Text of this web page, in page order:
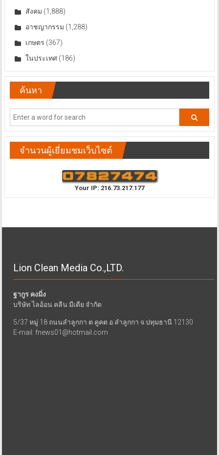
สังคม (1,888)
อาชญากรรม (1,288)
เกษตร (367)
ในประเทศ(186)
ค้นหา
จำนวนผู้เยี่ยมชมเว็บไซต์
Your IP: 216.73.217.177
Lion Clean Media Co.,LTD.
ฐากูร คงมิ่ง
บริษัท ไลอ้อน คลีน มีเดีย จำกัด
5/37 หมู่ 18 ถนนลำลูกกา ต.คูคต อ.ลำลูกกา จ.ปทุมธานี 12130
E-mail: fnews01@hotmail.com